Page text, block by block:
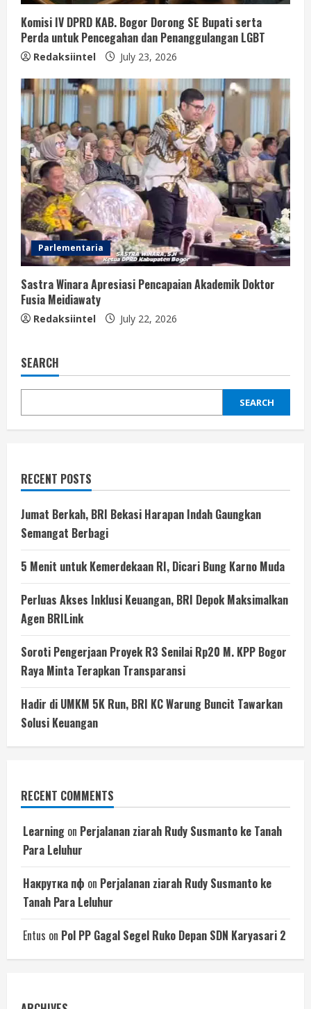
Komisi IV DPRD KAB. Bogor Dorong SE Bupati serta
Perda untuk Pencegahan dan Penanggulangan LGBT
Redaksiintel July 23, 2026
Parlementaria
Sastra Winara Apresiasi Pencapaian Akademik Doktor
Fusia Meidiawaty
Redaksiintel July 22, 2026
SEARCH
SEARCH
RECENT POSTS
Jumat Berkah, BRI Bekasi Harapan Indah Gaungkan
Semangat Berbagi
5 Menit untuk Kemerdekaan RI, Dicari Bung Karno Muda
Perluas Akses Inklusi Keuangan, BRI Depok Maksimalkan
Agen BRILink
Soroti Pengerjaan Proyek R3 Senilai Rp20 M. KPP Bogor
Raya Minta Terapkan Transparansi
Hadir di UMKM 5K Run, BRI KC Warung Buncit Tawarkan
Solusi Keuangan
RECENT COMMENTS
Learning on Perjalanan ziarah Rudy Susmanto ke Tanah
Para Leluhur
Накрутка пф on Perjalanan ziarah Rudy Susmanto ke
Tanah Para Leluhur
Entus on Pol PP Gagal Segel Ruko Depan SDN Karyasari 2